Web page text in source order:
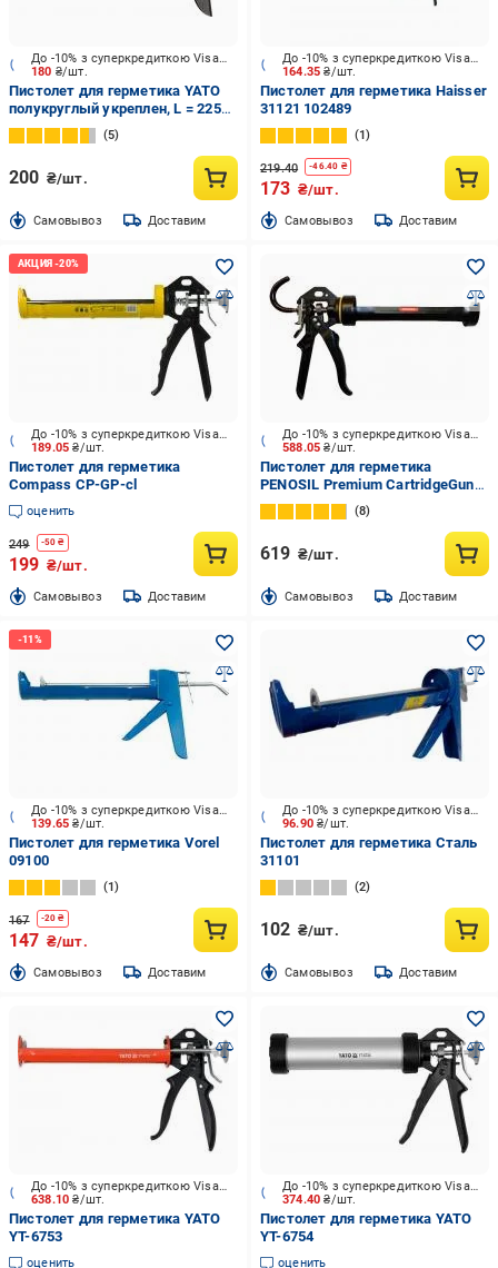
180 ₴/шт.
До -10% з суперкредиткою Visa Вигода
Пистолет для герметика YATO
полукруглый укреплен, L = 225
мм YT-6755
5
200 ₴/шт.
Cамовывоз Доставим
164.35₴/шт.
До -10% з суперкредиткою Visa Вигода
Пистолет для герметика Haisser
31121 102489
1
219.40 -46.40 ₴
173 ₴/шт.
Cамовывоз Доставим
189.05₴/шт.
До -10% з суперкредиткою Visa Вигода
Пистолет для герметика
Compass CP-GP-cl
оценить
249 -50 ₴
199 ₴/шт.
Cамовывоз Доставим
588.05₴/шт.
До -10% з суперкредиткою Visa Вигода
Пистолет для герметика
PENOSIL Premium CartridgeGun
C822 EP0067
8
619 ₴/шт.
Cамовывоз Доставим
139.65₴/шт.
До -10% з суперкредиткою Visa Вигода
Пистолет для герметика Vorel
09100
1
167 -20 ₴
147 ₴/шт.
Cамовывоз Доставим
96.90₴/шт.
До -10% з суперкредиткою Visa Вигода
Пистолет для герметика Сталь
31101
2
102 ₴/шт.
Cамовывоз Доставим
638.10₴/шт.
До -10% з суперкредиткою Visa Вигода
Пистолет для герметика YATO
YT-6753
оценить
374.40₴/шт.
До -10% з суперкредиткою Visa Вигода
Пистолет для герметика YATO
YT-6754
оценить